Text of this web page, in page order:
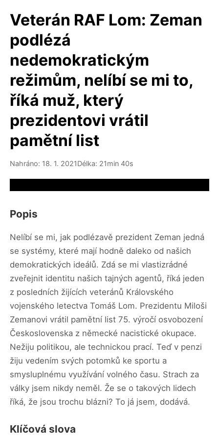
Veterán RAF Lom: Zeman
podlézá
nedemokratickým
režimům, nelíbí se mi to,
říká muž, který
prezidentovi vrátil
pamětní list
Nahráno: 18. 1. 2021Délka: 21min 40s
Popis
Nelíbí se mi, jak podlézavě prezident Zeman jedná
se systémy, které mají hodně daleko od našich
demokratických ideálů. Zdá se mi vlastizrádné
zveřejnit identitu našich tajných agentů, říká jeden
z posledních žijících veteránů Královského
vojenského letectva Tomáš Lom. Prezidentu Miloši
Zemanovi vrátil pamětní list 75. výročí osvobození
Československa z německé nacistické okupace.
Nežiju politikou, ale technickou prací. Teď v penzi
žiju vedením svých potomků ke sportu a
smysluplnému využívání volného času. Strach za
války jsem nikdy neměl. Že se o takových lidech
říká, že jsou trochu blázni? To já jsem, dodává.
Klíčová slova